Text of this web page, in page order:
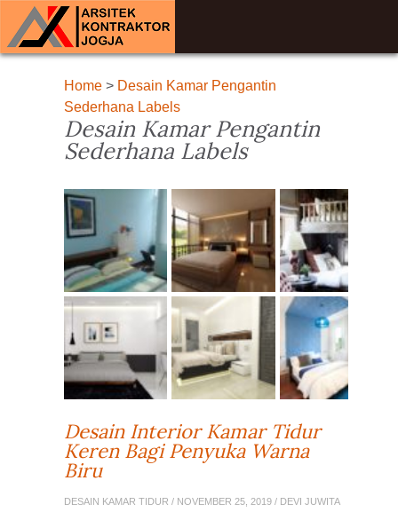
Home> Desain Kamar Pengantin
Sederhana Labels
Desain Kamar Pengantin
Sederhana Labels
Desain Interior Kamar Tidur
Keren Bagi Penyuka Warna
Biru
DESAIN KAMAR TIDUR / NOVEMBER 25, 2019 / DEVI JUWITA